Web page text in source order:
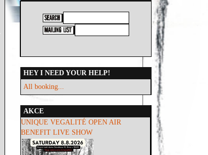
HEY I NEED YOUR HELP!
All booking...
AKCE
UNIQUE VEGALITÉ OPEN AIR
BENEFIT LIVE SHOW